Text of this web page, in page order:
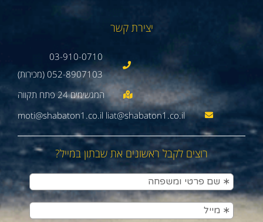
יצירת קשר
03-910-0710
052-8907103 (מכירות)
moti@shabaton1.co.il liat@shabaton1.co.il
רוצים לקבל ראשונים את שבתון במייל?